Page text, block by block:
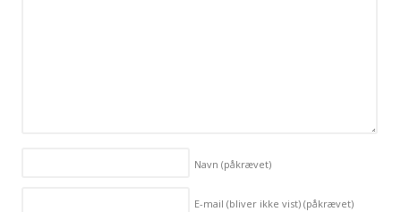
Navn(påkrævet)
E-mail (bliver ikke vist)(påkrævet)